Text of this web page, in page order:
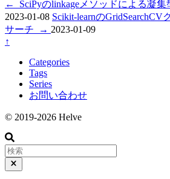
←
SciPyのlinkageメソッドによる凝
2023-01-08 Scikit-learnの
サーチ
→ 2023-01-09
↑
Categories
Tags
Series
お問い合わせ
© 2019-2026 Helve